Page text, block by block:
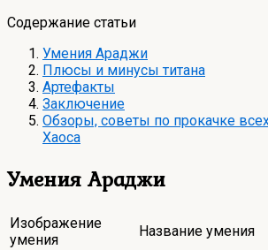
Содержание статьи
Умения Араджи
Плюсы и минусы титана
Артефакты
Заключение
Обзоры, советы по прокачке
Хаоса
Умения Араджи
Изображение
умения
Название умения